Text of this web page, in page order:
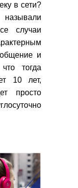
в сети?
случаи
и
тогда
10 лет,
просто